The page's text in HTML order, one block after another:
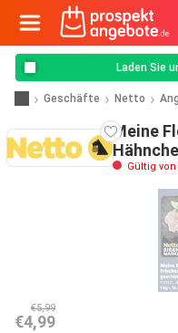
Laden Sie
Geschäfte Netto
Meine
Gültig von
€5,99
€4,99